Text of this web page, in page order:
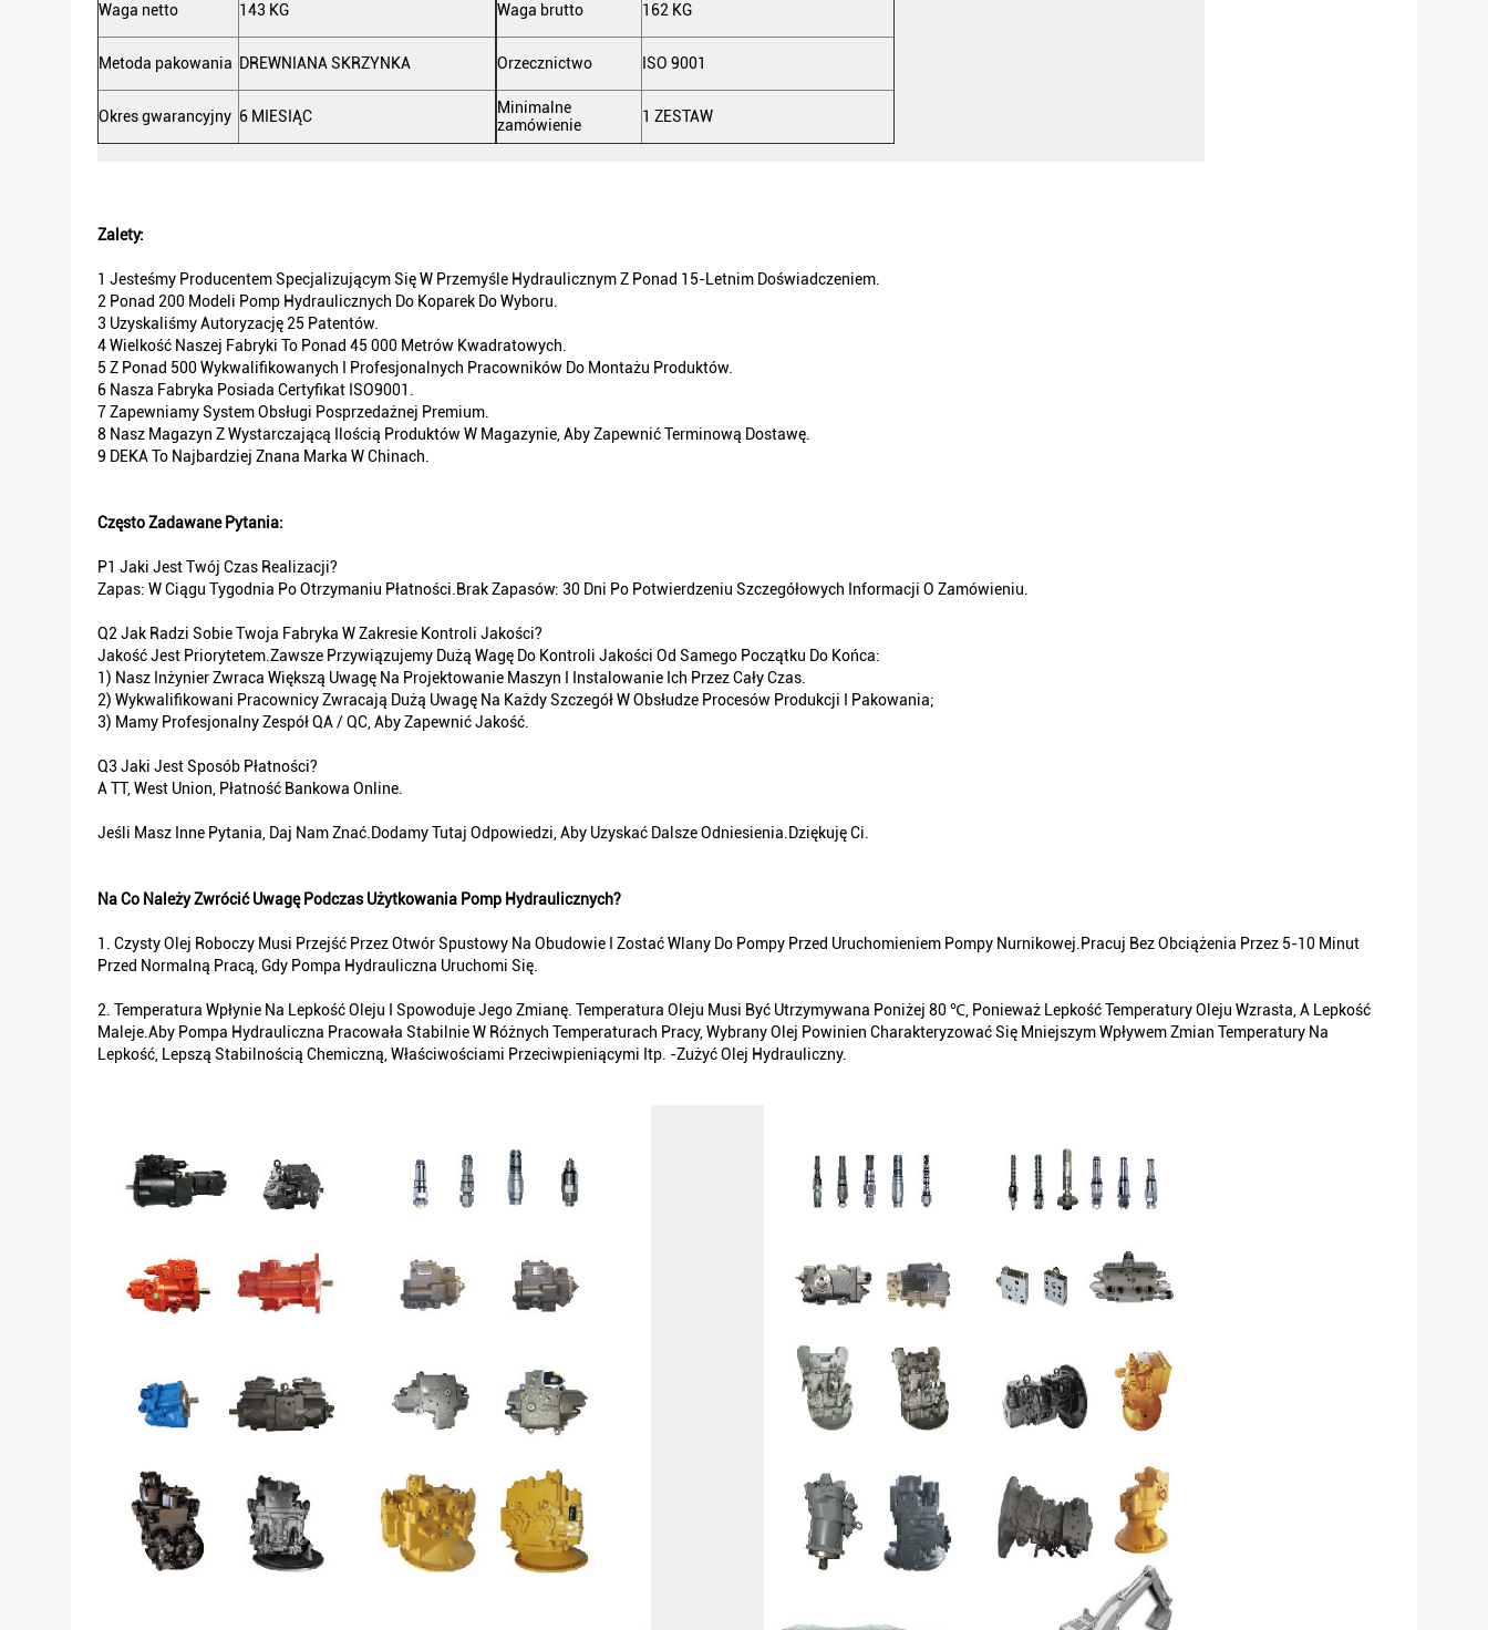
Waga netto 143 KG
Metoda pakowania DREWNIANA SKRZYNKA
Okres gwarancyjny 6 MIESIĄC
Waga brutto 162 KG
Orzecznictwo ISO 9001
Minimalne
zamówienie
1 ZESTAW
Zalety:
1 Jesteśmy Producentem Specjalizującym Się W Przemyśle Hydraulicznym Z Ponad 15-Letnim Doświadczeniem.
2 Ponad 200 Modeli Pomp Hydraulicznych Do Koparek Do Wyboru.
3 Uzyskaliśmy Autoryzację 25 Patentów.
4 Wielkość Naszej Fabryki To Ponad 45 000 Metrów Kwadratowych.
5 Z Ponad 500 Wykwalifikowanych I Profesjonalnych Pracowników Do Montażu Produktów.
6 Nasza Fabryka Posiada Certyfikat ISO9001.
7 Zapewniamy System Obsługi Posprzedażnej Premium.
8 Nasz Magazyn Z Wystarczającą Ilością Produktów W Magazynie, Aby Zapewnić Terminową Dostawę.
9 DEKA To Najbardziej Znana Marka W Chinach.
Często Zadawane Pytania:
P1 Jaki Jest Twój Czas Realizacji?
Zapas: W Ciągu Tygodnia Po Otrzymaniu Płatności.Brak Zapasów: 30 Dni Po Potwierdzeniu Szczegółowych Informacji O Zamówieniu.
Q2 Jak Radzi Sobie Twoja Fabryka W Zakresie Kontroli Jakości?
Jakość Jest Priorytetem.Zawsze Przywiązujemy Dużą Wagę Do Kontroli Jakości Od Samego Początku Do Końca:
1) Nasz Inżynier Zwraca Większą Uwagę Na Projektowanie Maszyn I Instalowanie Ich Przez Cały Czas.
2) Wykwalifikowani Pracownicy Zwracają Dużą Uwagę Na Każdy Szczegół W Obsłudze Procesów Produkcji I Pakowania;
3) Mamy Profesjonalny Zespół QA / QC, Aby Zapewnić Jakość.
Q3 Jaki Jest Sposób Płatności?
A TT, West Union, Płatność Bankowa Online.
Jeśli Masz Inne Pytania, Daj Nam Znać.Dodamy Tutaj Odpowiedzi, Aby Uzyskać Dalsze Odniesienia.Dziękuję Ci.
Na Co Należy Zwrócić Uwagę Podczas Użytkowania Pomp Hydraulicznych?
1. Czysty Olej Roboczy Musi Przejść Przez Otwór Spustowy Na Obudowie I Zostać Wlany Do Pompy Przed Uruchomieniem Pompy Nurnikowej.Pracuj Bez Obciążenia Przez 5-10 Minut
Przed Normalną Pracą, Gdy Pompa Hydrauliczna Uruchomi Się.
2. Temperatura Wpłynie Na Lepkość Oleju I Spowoduje Jego Zmianę. Temperatura Oleju Musi Być Utrzymywana Poniżej 80 ℃, Ponieważ Lepkość Temperatury Oleju Wzrasta, A Lepkość
Maleje.Aby Pompa Hydrauliczna Pracowała Stabilnie W Różnych Temperaturach Pracy, Wybrany Olej Powinien Charakteryzować Się Mniejszym Wpływem Zmian Temperatury Na
Lepkość, Lepszą Stabilnością Chemiczną, Właściwościami Przeciwpieniącymi Itp. -zużyć Olej Hydrauliczny.